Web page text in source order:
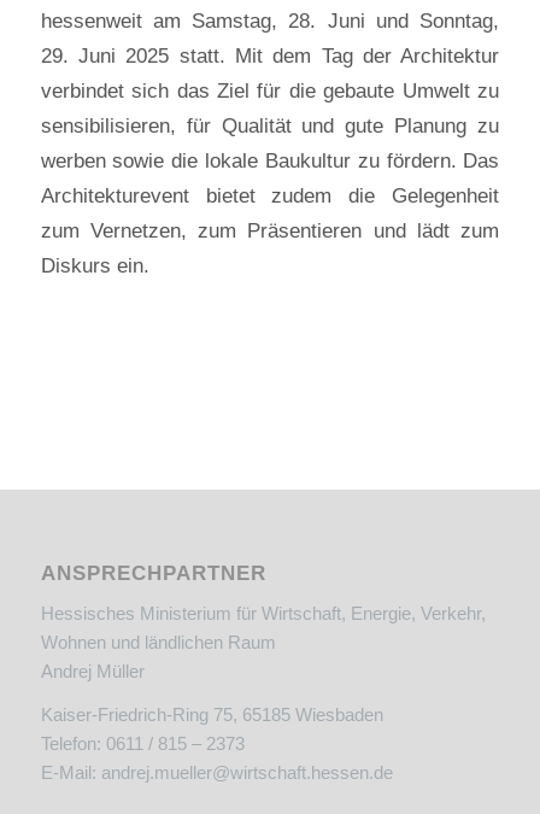
hessenweit am Samstag, 28. Juni und Sonntag,
29. Juni 2025 statt. Mit dem Tag der Ar­chi­tek­tur
verbindet sich das Ziel für die gebaute Umwelt zu
sensibilisieren, für Qualität und gute Planung zu
werben sowie die lokale Bau­kultur zu fördern. Das
Architekturevent bietet zudem die Gelegenheit
zum Vernetzen, zum Präsentieren und lädt zum
Diskurs ein.
ANSPRECHPARTNER
Hessisches Ministerium für Wirtschaft, Energie, Verkehr,
Wohnen und ländlichen Raum
Andrej Müller
Kaiser-Friedrich-Ring 75, 65185 Wiesbaden
Telefon: 0611 / 815 – 2373
E-Mail: andrej.mueller@wirtschaft.hessen.de